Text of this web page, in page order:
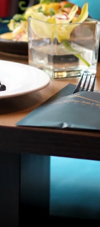
change l’idée
au cœur
à
Vieille Ville, le
des